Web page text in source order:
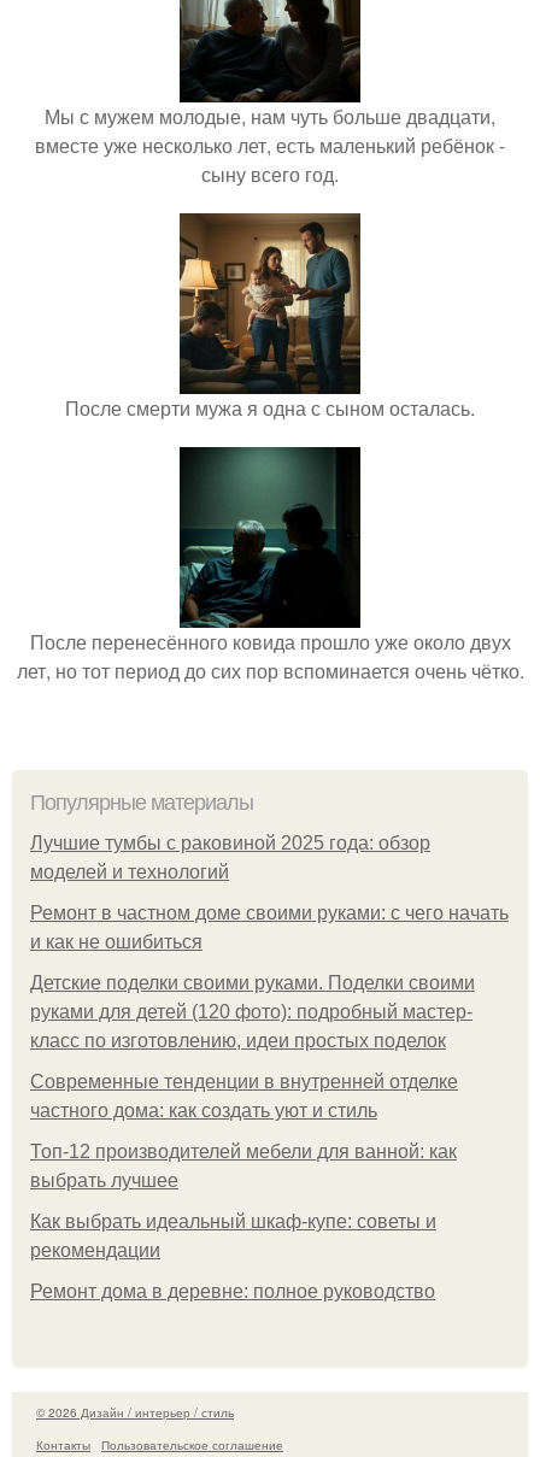
Мы с мужем молодые, нам чуть больше двадцати,
вместе уже несколько лет, есть маленький ребёнок -
сыну всего год.
После смерти мужа я одна с сыном осталась.
После перенесённого ковида прошло уже около двух
лет, но тот период до сих пор вспоминается очень чётко.
Популярные материалы
Лучшие тумбы с раковиной 2025 года: обзор
моделей и технологий
Ремонт в частном доме своими руками: с чего начать
и как не ошибиться
Детские поделки своими руками. Поделки своими
руками для детей (120 фото): подробный мастер-
класс по изготовлению, идеи простых поделок
Современные тенденции в внутренней отделке
частного дома: как создать уют и стиль
Топ-12 производителей мебели для ванной: как
выбрать лучшее
Как выбрать идеальный шкаф-купе: советы и
рекомендации
Ремонт дома в деревне: полное руководство
© 2026 Дизайн / интерьер / стиль
Контакты
Пользовательское соглашение